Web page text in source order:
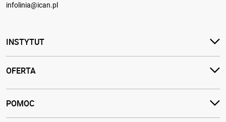
infolinia@ican.pl
INSTYTUT
OFERTA
POMOC